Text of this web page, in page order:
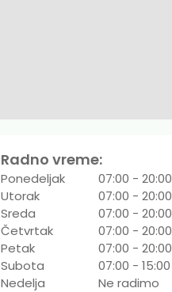
Radno vreme:
Ponedeljak
Utorak
Sreda
Četvrtak
Petak
Subota
Nedelja
07:00 - 20:00
07:00 - 20:00
07:00 - 20:00
07:00 - 20:00
07:00 - 20:00
07:00 - 15:00
Ne radimo